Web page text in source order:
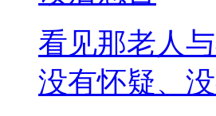
看见那老人
没有怀疑、